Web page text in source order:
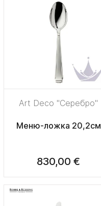
Art Deco "Серебро"
Меню-ложка 20,2см
830,00 €